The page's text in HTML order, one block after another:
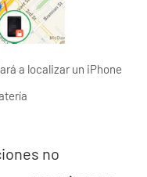
a localizar un iPhone
no